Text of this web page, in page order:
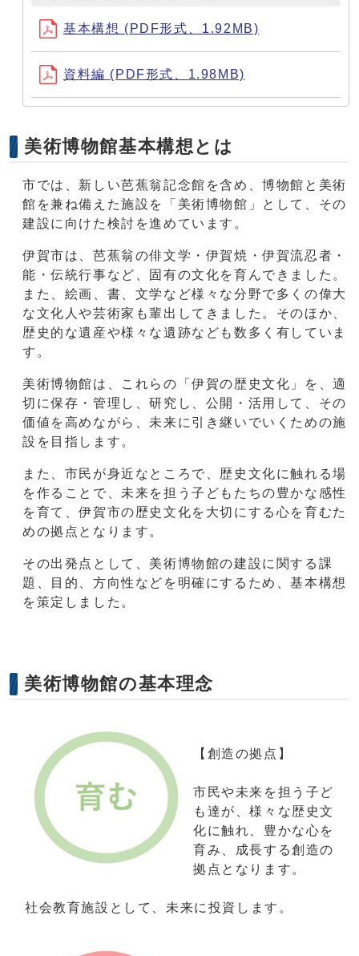
基本構想 (PDF形式、1.92MB)
資料編 (PDF形式、1.98MB)
美術博物館基本構想とは
市では、新しい芭蕉翁記念館を含め、博物館と美術
館を兼ね備えた施設を「美術博物館」として、その
建設に向けた検討を進めています。
伊賀市は、芭蕉翁の俳文学・伊賀焼・伊賀流忍者・
能・伝統行事など、固有の文化を育んできました。
また、絵画、書、文学など様々な分野で多くの偉大
な文化人や芸術家も輩出してきました。そのほか、
歴史的な遺産や様々な遺跡なども数多く有していま
す。
美術博物館は、これらの「伊賀の歴史文化」を、適
切に保存・管理し、研究し、公開・活用して、その
価値を高めながら、未来に引き継いでいくための施
設を目指します。
また、市民が身近なところで、歴史文化に触れる場
を作ることで、未来を担う子どもたちの豊かな感性
を育て、伊賀市の歴史文化を大切にする心を育むた
めの拠点となります。
その出発点として、美術博物館の建設に関する課
題、目的、方向性などを明確にするため、基本構想
を策定しました。
美術博物館の基本理念
【創造の拠点】
市民や未来を担う子ど
も達が、様々な歴史文
化に触れ、豊かな心を
育み、成長する創造の
拠点となります。
社会教育施設として、未来に投資します。